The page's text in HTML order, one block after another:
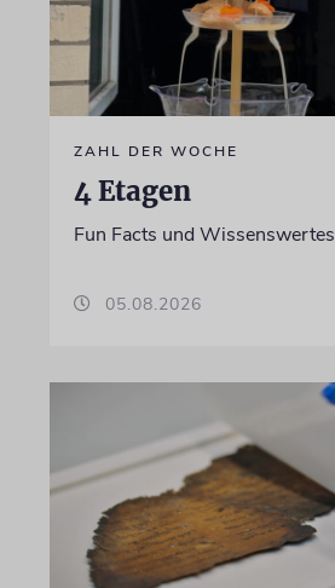
ZAHL DER WOCHE
4 Etagen
Fun Facts und Wissenswertes
05.08.2026